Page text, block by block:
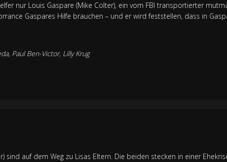
nur Louis Gaspare (Mike Colter), ein vom FBI transportierter
Gaspares Hilfe brauchen – und er wird feststellen, dass in
Paul Ben-Victor, Lilly Krug
sind auf dem Weg zu Lisas Eltern. Die beiden stecken in einer